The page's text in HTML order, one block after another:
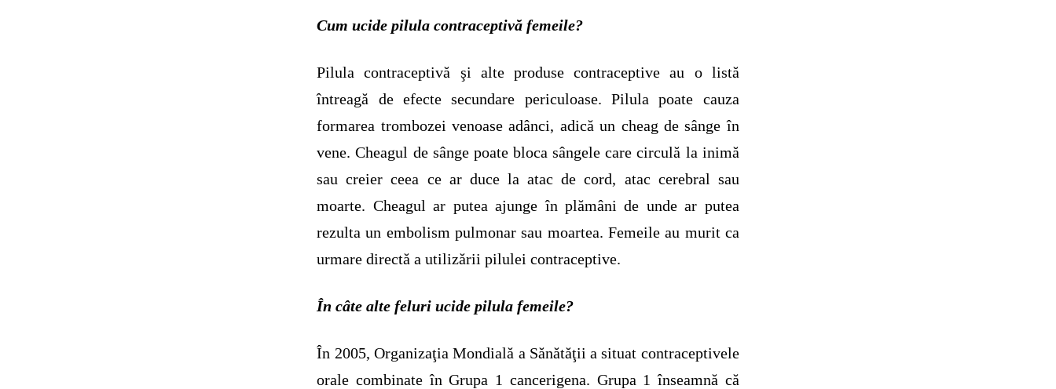
Cum ucide pilula contraceptivă femeile?
Pilula contraceptivă şi alte produse contraceptive au o listă
întreagă de efecte secundare periculoase. Pilula poate cauza
formarea trombozei venoase adânci, adică un cheag de sânge în
vene. Cheagul de sânge poate bloca sângele care circulă la inimă
sau creier ceea ce ar duce la atac de cord, atac cerebral sau
moarte. Cheagul ar putea ajunge în plămâni de unde ar putea
rezulta un embolism pulmonar sau moartea. Femeile au murit ca
urmare directă a utilizării pilulei contraceptive.
În câte alte feluri ucide pilula femeile?
În 2005, Organizaţia Mondială a Sănătăţii a situat contraceptivele
orale combinate în Grupa 1 cancerigena. Grupa 1 înseamnă că